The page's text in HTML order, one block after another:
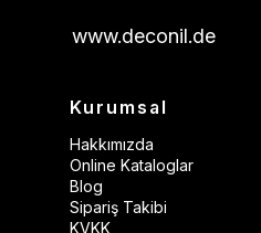
www.deconil.de
Kurumsal
Hakkımızda
Online Kataloglar
Blog
Sipariş Takibi
KVKK